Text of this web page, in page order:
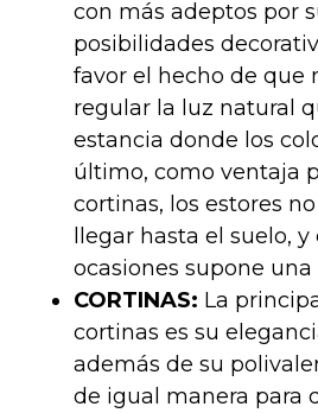
con más adeptos por
posibilidades
favor el hecho de que
regular la luz natural
estancia donde los
último, como ventaja
cortinas, los estores
llegar hasta el suelo, y
ocasiones supone
CORTINAS: La
cortinas es su
además de su
de igual manera para